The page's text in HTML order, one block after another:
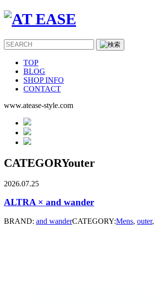
TOP
BLOG
SHOP INFO
CONTACT
www.atease-style.com
CATEGORYouter
2026.07.25
ALTRA × and wander
BRAND: and wanderCATEGORY:Mens, outer,